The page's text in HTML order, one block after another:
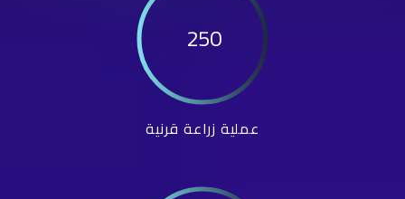
250
عملية زراعة قرنية